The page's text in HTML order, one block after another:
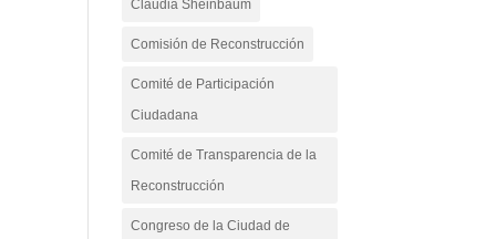
Claudia Sheinbaum
Comisión de Reconstrucción
Comité de Participación
Ciudadana
Comité de Transparencia de la
Reconstrucción
Congreso de la Ciudad de